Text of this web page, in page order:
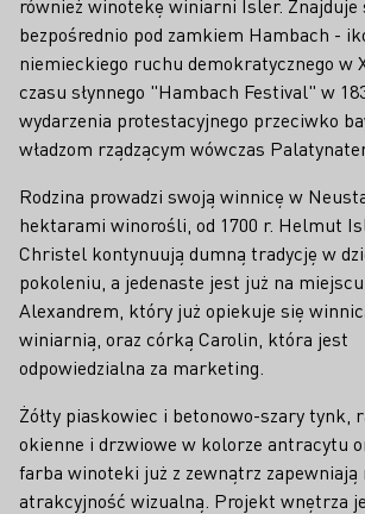
również winotekę winiarni Isler. Znajduje
bezpośrednio pod zamkiem Hambach -
niemieckiego ruchu demokratycznego w
czasu słynnego "Hambach Festival" w
wydarzenia protestacyjnego przeciwko
władzom rządzącym wówczas
Rodzina prowadzi swoją winnicę w
hektarami winorośli, od 1700 r. Helmut
Christel kontynuują dumną tradycję w
pokoleniu, a jedenaste jest już na
Alexandrem, który już opiekuje się
winiarnią, oraz córką Carolin, która jest
odpowiedzialna za marketing.
Żółty piaskowiec i betonowo-szary tynk,
okienne i drzwiowe w kolorze antracytu
farba winoteki już z zewnątrz zapewniają
atrakcyjność wizualną. Projekt wnętrza